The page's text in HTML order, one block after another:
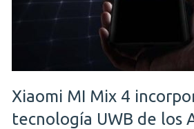
Xiaomi MI Mix 4
tecnología UWB de los